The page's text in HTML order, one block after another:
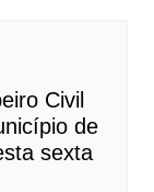
Civil
de
sexta